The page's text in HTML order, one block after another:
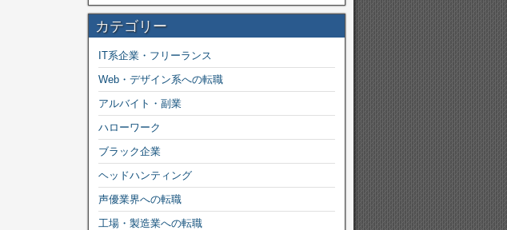
カテゴリー
IT系企業・フリーランス
Web・デザイン系への転職
アルバイト・副業
ハローワーク
ブラック企業
ヘッドハンティング
声優業界への転職
工場・製造業への転職